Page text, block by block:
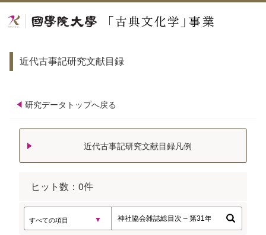
近代古事記研究文献目録
研究データトップへ戻る
近代古事記研究文献目録凡例
ヒット数： 0件